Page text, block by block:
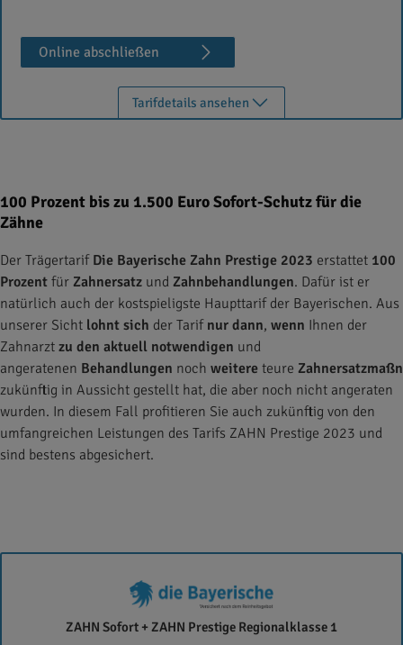
Online abschließen
Tarifdetails ansehen
100 Prozent bis zu 1.500 Euro Sofort-Schutz für die
Zähne
Der Trägertarif Die Bayerische Zahn Prestige 2023 erstattet 100
Prozent für Zahnersatz und Zahnbehandlungen. Dafür ist er
natürlich auch der kostspieligste Haupttarif der Bayerischen. Aus
unserer Sicht lohnt sich der Tarif nur dann, wenn Ihnen der
Zahnarzt zu den aktuell notwendigen und
angeratenen Behandlungen noch weitere teure
zukünftig in Aussicht gestellt hat, die aber noch nicht angeraten
wurden. In diesem Fall profitieren Sie auch zukünftig von den
umfangreichen Leistungen des Tarifs ZAHN Prestige 2023 und
sind bestens abgesichert.
Die
ZAHN Sofort + ZAHN Prestige Regionalklasse 1